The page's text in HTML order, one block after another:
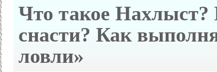
Что такое Нахлыст?
снасти? Как
ловли»